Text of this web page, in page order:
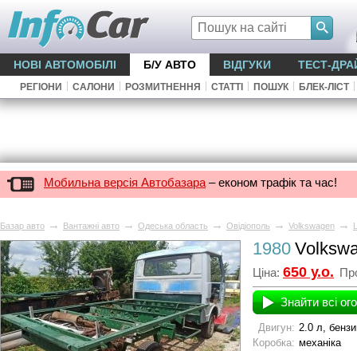
НОВІ АВТОМОБІЛІ Б/У АВТО ВІДГУКИ ТЕСТ-
РЕГІОНИ САЛОНИ РОЗМИТНЕННЯ СТАТТІ ПОШУК БЛЕК-ЛІСТ
Мобильна версія Автобазара – економ трафік та час!
Базар авто → Вантажні авто → Одеська область → Овідіополь → Volkswagen →
1980
Ціна: 650 у.о.
Знайти всі
Двигун: 2.0 л,
Коробка: механіка